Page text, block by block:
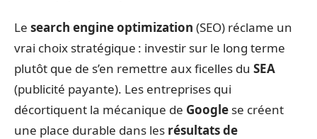
Le search engine optimization (SEO) réclame un
vrai choix stratégique : investir sur le long terme
plutôt que de s’en remettre aux ficelles du SEA
(publicité payante). Les entreprises qui
décortiquent la mécanique de Google se créent
une place durable dans les résultats de